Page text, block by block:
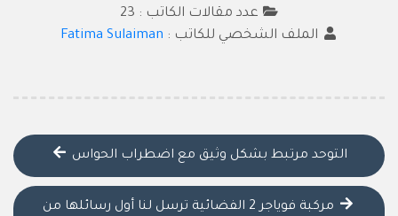
عدد مقالات الكاتب : 23
الملف الشخصي للكاتب : Fatima Sulaiman
التوحد مرتبط بشكل وثيق مع اضطراب الحواس
مركبة فوياجر 2 الفضائية ترسل لنا أول رسائلها من